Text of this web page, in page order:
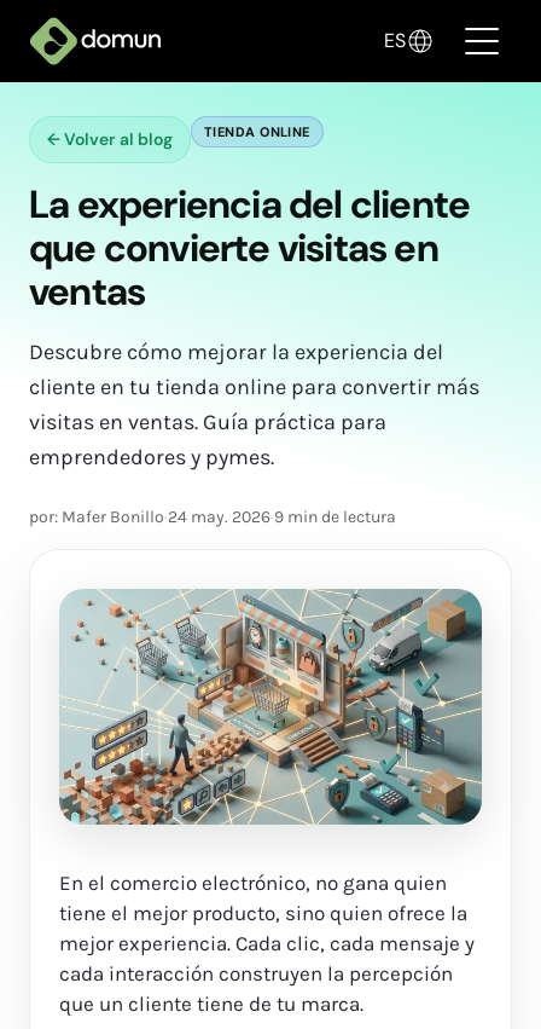
ES
Productos
Precios
Empresas
✦ Vende con IA
Ingresar
Crear mi tienda
←Volver al blog TIENDA ONLINE
La experiencia del cliente
que convierte visitas en
ventas
Descubre cómo mejorar la experiencia del
cliente en tu tienda online para convertir más
visitas en ventas. Guía práctica para
emprendedores y pymes.
por: Mafer Bonillo·24 may. 2026·9 min de lectura
En el comercio electrónico, no gana quien
tiene el mejor producto, sino quien ofrece la
mejor experiencia. Cada clic, cada mensaje y
cada interacción construyen la percepción
que un cliente tiene de tu marca.